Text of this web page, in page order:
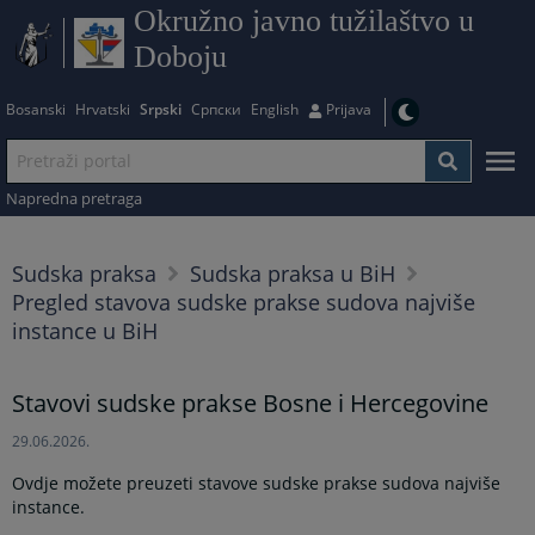
Okružno javno tužilaštvo u
Doboju
Bosanski Hrvatski Srpski Српски English Prijava
Napredna pretraga
Sudska praksa
Sudska praksa u BiH
Pregled stavova sudske prakse sudova najviše
instance u BiH
Stavovi sudske prakse Bosne i Hercegovine
29.06.2026.
Ovdje možete preuzeti stavove sudske prakse sudova najviše
instance.